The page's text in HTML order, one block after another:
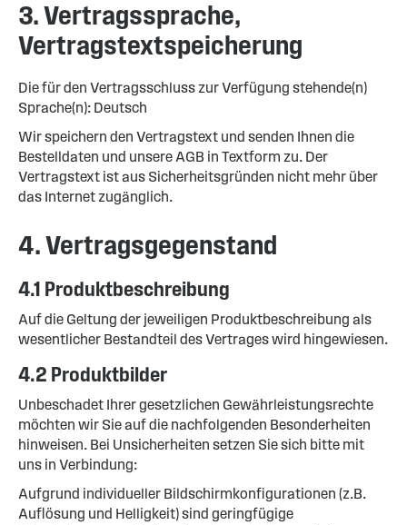
3. Vertragssprache,
Vertragstextspeicherung
Die für den Vertragsschluss zur Verfügung stehende(n)
Sprache(n): Deutsch
Wir speichern den Vertragstext und senden Ihnen die
Bestelldaten und unsere AGB in Textform zu. Der
Vertragstext ist aus Sicherheitsgründen nicht mehr über
das Internet zugänglich.
4. Vertragsgegenstand
4.1 Produktbeschreibung
Auf die Geltung der jeweiligen Produktbeschreibung als
wesentlicher Bestandteil des Vertrages wird hingewiesen.
4.2 Produktbilder
Unbeschadet Ihrer gesetzlichen Gewährleistungsrechte
möchten wir Sie auf die nachfolgenden Besonderheiten
hinweisen. Bei Unsicherheiten setzen Sie sich bitte mit
uns in Verbindung:
Aufgrund individueller Bildschirmkonfigurationen (z.B.
Auflösung und Helligkeit) sind geringfügige